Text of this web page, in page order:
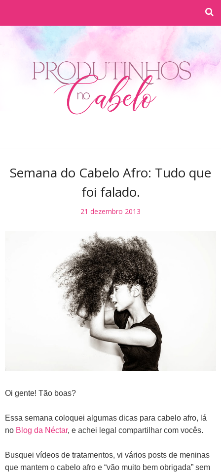
Semana do Cabelo Afro: Tudo que
foi falado.
21 dezembro 2013
Oi gente! Tão boas?
Essa semana coloquei algumas dicas para cabelo afro, lá
no Blog da Néctar, e achei legal compartilhar com vocês.
Busquei vídeos de tratamentos, vi vários posts de meninas
que mantem o cabelo afro e “vão muito bem obrigada” sem